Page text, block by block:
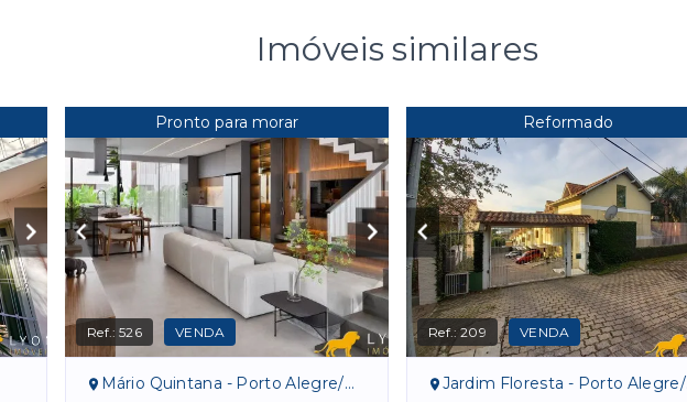
Imóveis similares
Pronto para morar
Ref.:526 VENDA
Mário Quintana - Porto Alegre/RS
Reformado
Ref.:209 VENDA
Jardim Floresta - Porto Alegre/RS